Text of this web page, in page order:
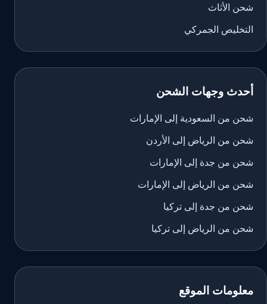
شحن الأثاث
التخليص الجمركي
أحدث وجهات الشحن
شحن من السعودية إلى الإمارات
شحن من الرياض إلى الأردن
شحن من جدة إلى الإمارات
شحن من الرياض إلى الإمارات
شحن من جدة إلى تركيا
شحن من الرياض إلى تركيا
معلومات الموقع